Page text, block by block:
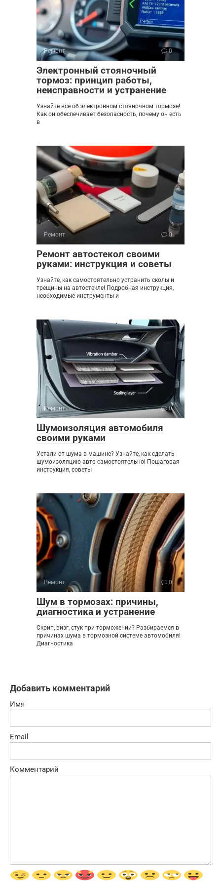
Ремонт 0
Электронный стояночный
тормоз: принцип работы,
неисправности и устранение
Узнайте все об электронном стояночном тормозе!
Как он обеспечивает безопасность, почему он есть
в
Ремонт 0
Ремонт автостекол своими
руками: инструкция и советы
Узнайте, как самостоятельно устранить сколы и
трещины на автостекле! Подробная инструкция,
необходимые инструменты и
Ремонт 0
Шумоизоляция автомобиля
своими руками
Устали от шума в машине? Узнайте, как сделать
шумоизоляцию авто самостоятельно! Пошаговая
инструкция, советы
Ремонт 0
Шум в тормозах: причины,
диагностика и устранение
Скрип, визг, стук при торможении? Разбираемся в
причинах шума в тормозной системе автомобиля!
Диагностика
Добавить комментарий
Имя
Email
Комментарий